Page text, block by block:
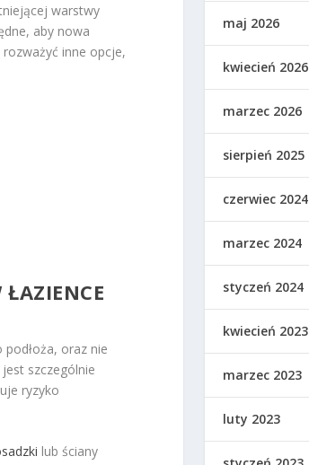
warstwy
aby nowa
inne opcje,
ŁAZIENCE
podłoża, oraz nie
szczególnie
ryzyko
lub ściany
maj 2026
kwiecień 2026
marzec 2026
sierpień 2025
czerwiec 2024
marzec 2024
styczeń 2024
kwiecień 2023
marzec 2023
luty 2023